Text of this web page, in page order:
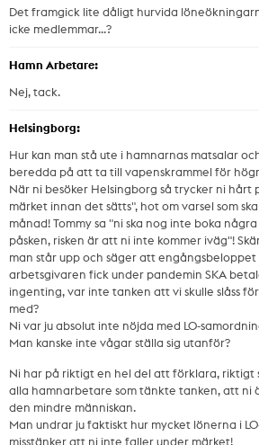
Det framgick lite dåligt hurvida
icke medlemmar...?
Hamn Arbetare:
Nej, tack.
Helsingborg:
Hur kan man stå ute i hamnarnas matsalar
beredda på att ta till vapenskrammel för
När ni besöker Helsingborg så trycker ni hårt
märket innan det sätts", hot om varsel som
månad! Tommy sa "ni ska nog inte boka
påsken, risken är att ni inte kommer iväg"!
man står upp och säger att engångsbeloppet
arbetsgivaren fick under pandemin SKA
ingenting, var inte tanken att vi skulle slåss
med?
Ni var ju absolut inte nöjda med LO-
Man kanske inte vågar ställa sig utanför?
Ni har på riktigt en hel del att förklara, riktigt
alla hamnarbetare som tänkte tanken, att ni
den mindre människan.
Man undrar ju faktiskt hur mycket lönerna i
misstänker att ni inte faller under märket!